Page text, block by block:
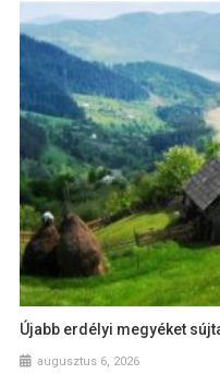
Újabb erdélyi megyéket
augusztus 6, 2026